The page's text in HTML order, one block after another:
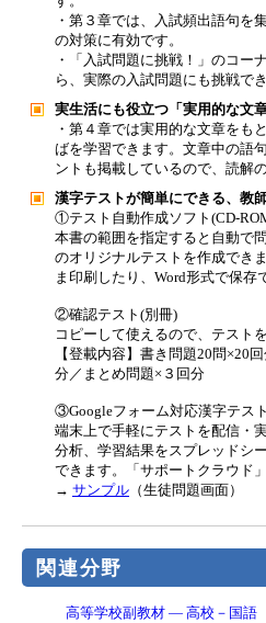
・第３章では、入試頻出語句を
の対策に有効です。
・「入試問題に挑戦！」のコー
ら、実際の入試問題にも挑戦でき
実生活にも役立つ「実用的な文
・第４章では実用的な文章をも
ばを学習できます。文章中の語
ントも掲載しているので、読解
漢字テストが簡単にできる、教
①テスト自動作成ソフト(CD-
本書の範囲を指定すると自動で
のオリジナルテストを作成でき
ま印刷したり、Word形式で保存
②確認テスト(別冊)
コピーして使えるので、テスト
【登載内容】書き問題20問×20
分／まとめ問題×３回分
③Googleフォーム対応漢字テスト
端末上で手軽にテストを配信・
分析、学習結果をスプレッドシ
できます。「サポートクラウド」
→ サンプル （生徒問題画面）
関連分野
高等学校副教材 ― 高校－国語